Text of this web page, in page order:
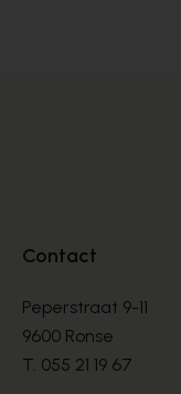
Contact
Peperstraat 9-11
9600 Ronse
T. 055 21 19 67